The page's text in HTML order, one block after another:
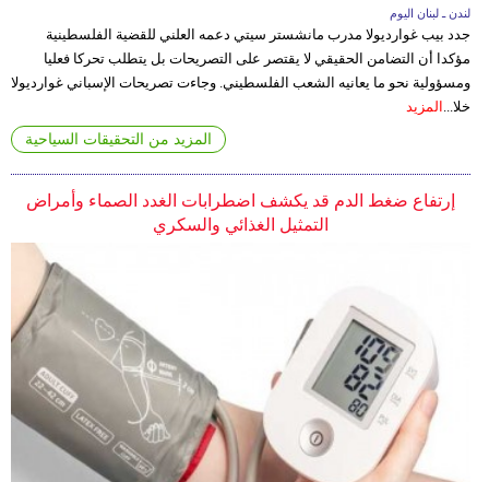
لندن ـ لبنان اليوم
جدد بيب غوارديولا مدرب مانشستر سيتي دعمه العلني للقضية الفلسطينية
مؤكدا أن التضامن الحقيقي لا يقتصر على التصريحات بل يتطلب تحركا فعليا
ومسؤولية نحو ما يعانيه الشعب الفلسطيني. وجاءت تصريحات الإسباني غوارديولا
خلا... المزيد
المزيد من التحقيقات السياحية
إرتفاع ضغط الدم قد يكشف اضطرابات الغدد الصماء وأمراض
التمثيل الغذائي والسكري